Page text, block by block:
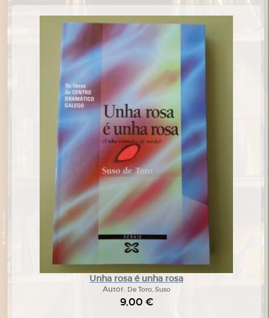
Unha rosa é unha rosa
Autor: De Toro, Suso
9,00 €